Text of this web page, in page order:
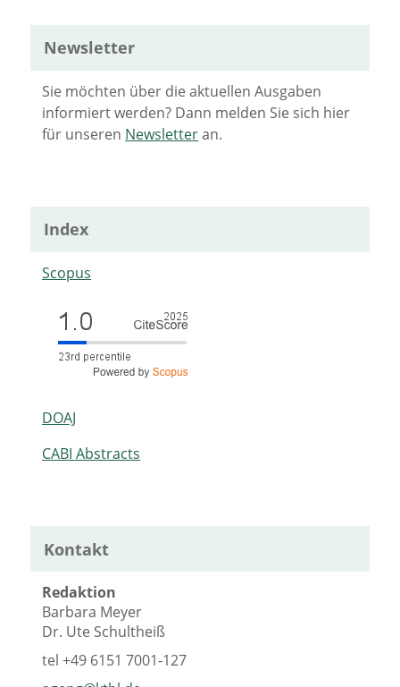
Newsletter
Sie möchten über die aktuellen Ausgaben
informiert werden? Dann melden Sie sich hier
für unseren Newsletteran.
Index
Scopus
DOAJ
CABI Abstracts
Kontakt
Redaktion
Barbara Meyer
Dr. Ute Schultheiß
tel+49 6151 7001-127